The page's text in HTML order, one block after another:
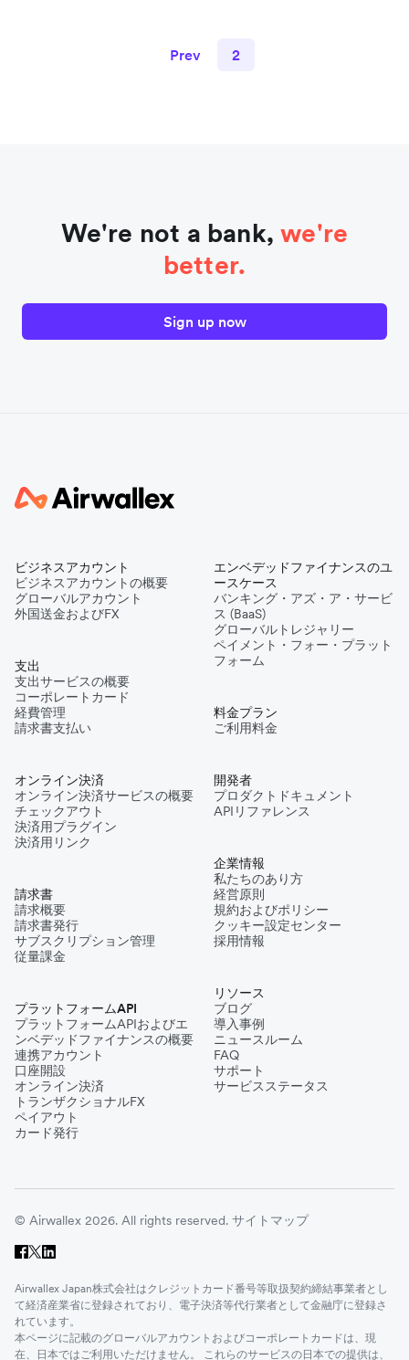
Prev 2
We're not a bank,we're
better.
Sign up now
ビジネスアカウント
ビジネスアカウントの概要
グローバルアカウント
外国送金およびFX
支出
支出サービスの概要
コーポレートカード
経費管理
請求書支払い
オンライン決済
オンライン決済サービスの概要
チェックアウト
決済用プラグイン
決済用リンク
請求書
請求概要
請求書発行
サブスクリプション管理
従量課金
プラットフォームAPI
プラットフォームAPIおよびエ
ンベデッドファイナンスの概要
連携アカウント
口座開設
オンライン決済
トランザクショナルFX
ペイアウト
カード発行
エンベデッドファイナンスのユ
ースケース
バンキング・アズ・ア・サービ
ス (BaaS)
グローバルトレジャリー
ペイメント・フォー・プラット
フォーム
料金プラン
ご利用料金
開発者
プロダクトドキュメント
APIリファレンス
企業情報
私たちのあり方
経営原則
規約およびポリシー
クッキー設定センター
採用情報
リソース
ブログ
導入事例
ニュースルーム
FAQ
サポート
サービスステータス
© Airwallex 2026. All rights reserved. サイトマップ
Airwallex Japan株式会社はクレジットカード番号等取扱契約締結事業者とし
て経済産業省に登録されており、電子決済等代行業者として金融庁に登録さ
れています。
本ページに記載のグローバルアカウントおよびコーポレートカードは、現
在、日本ではご利用いただけません。 これらのサービスの日本での提供は、